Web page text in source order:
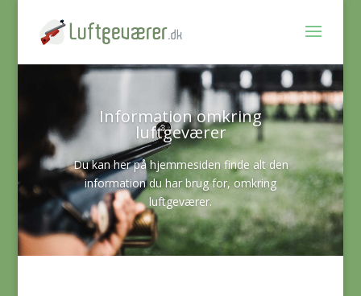
Information omkring
luftgeværer
Du kan her på hjemmesiden finde alt den
information du har brug for, omkring
luftgeværer.